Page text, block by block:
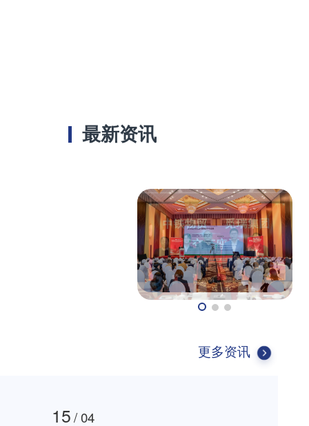
最新资讯
更多资讯
15/ 04